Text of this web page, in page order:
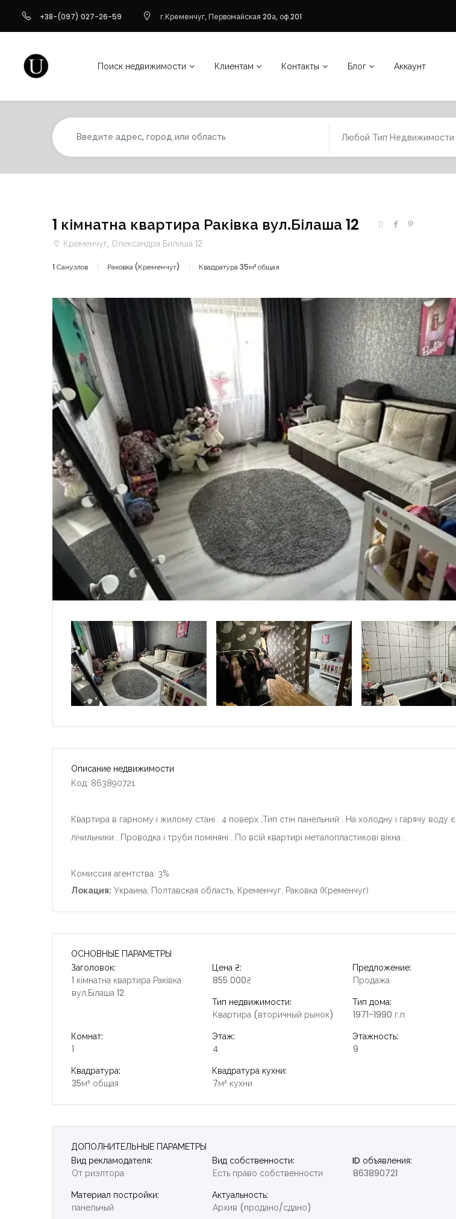
+38-(097) 027-26-59 г.Кременчуг, Первомайская 20а, оф.201
Поиск недвижимости Клиентам Контакты Блог Аккаунт
Любой Тип Недвижимости
1 кімнатна квартира Раківка вул.Білаша 12
Кременчуг, Олександра Билиша 12
1 Санузлов Раковка (Кременчуг) Квадратура 35м² общая
Описание недвижимости
Код: 863890721
Квартира в гарному і жилому стані . 4 поверх ,Тип стін панельний . На холодну і гарячу воду є
лічильники . Проводка і труби поміняні . По всій квартирі металопластикові вікна .
Комиссия агентства: 3%
Локация: Украина, Полтавская область, Кременчуг, Раковка (Кременчуг)
ОСНОВНЫЕ ПАРАМЕТРЫ
Заголовок:
1 кімнатна квартира Раківка
вул.Білаша 12
Цена ₴:
855 000₴
Предложение:
Продажа
Тип недвижимости:
Квартира (вторичный рынок)
Тип дома:
1971-1990 г.п
Комнат:
1
Этаж:
4
Этажность:
9
Квадратура:
35м² общая
Квадратура кухни:
7м² кухни
ДОПОЛНИТЕЛЬНЫЕ ПАРАМЕТРЫ
Вид рекламодателя:
От риэлтора
Вид собственности:
Есть право собственности
ID объявления:
863890721
Материал постройки:
панельный
Актуальность:
Архив (продано/сдано)